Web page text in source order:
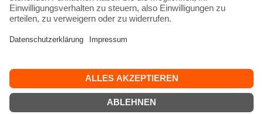
Impressum
AGB